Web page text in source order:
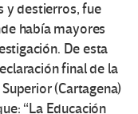
y destierros, fue
había mayores
De esta
final de la
(Cartagena)
“La Educación